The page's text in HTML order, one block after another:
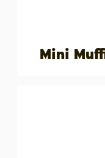
Mini